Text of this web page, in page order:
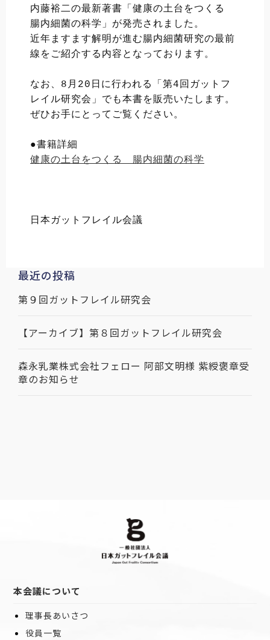
内藤裕二の最新著書「健康の土台をつくる
腸内細菌の科学」が発売されました。
近年ますます解明が進む腸内細菌研究の最前
線をご紹介する内容となっております。
なお、8月20日に行われる「第4回ガットフ
レイル研究会」でも本書を販売いたします。
ぜひお手にとってご覧ください。
●書籍詳細
健康の土台をつくる　腸内細菌の科学
日本ガットフレイル会議
最近の投稿
第９回ガットフレイル研究会
【アーカイブ】第８回ガットフレイル研究会
森永乳業株式会社フェロー 阿部文明様 紫綬褒章受
章のお知らせ
本会議について
理事長あいさつ
役員一覧